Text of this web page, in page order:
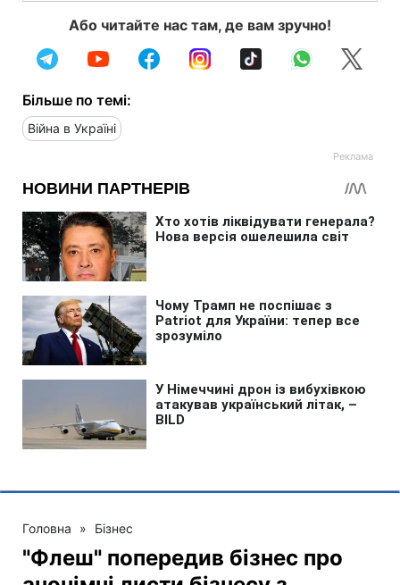
Або читайте нас там, де вам зручно!
Більше по темі:
Війна в Україні
Головна » Бізнес
"Флеш" попередив бізнес про